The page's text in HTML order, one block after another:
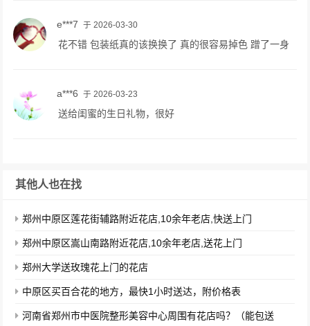
e***7 于 2026-03-30
花不错 包装纸真的该换换了 真的很容易掉色 蹭了一身
a***6 于 2026-03-23
送给闺蜜的生日礼物，很好
其他人也在找
郑州中原区莲花街辅路附近花店,10余年老店,快送上门
郑州中原区嵩山南路附近花店,10余年老店,送花上门
郑州大学送玫瑰花上门的花店
中原区买百合花的地方，最快1小时送达，附价格表
河南省郑州市中医院整形美容中心周围有花店吗？（能包送